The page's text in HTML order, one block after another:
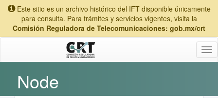
Este sitio es un archivo histórico del IFT disponible únicamente
para consulta. Para trámites y servicios vigentes, visita la
Comisión Reguladora de Telecomunicaciones: gob.mx/crt
Node